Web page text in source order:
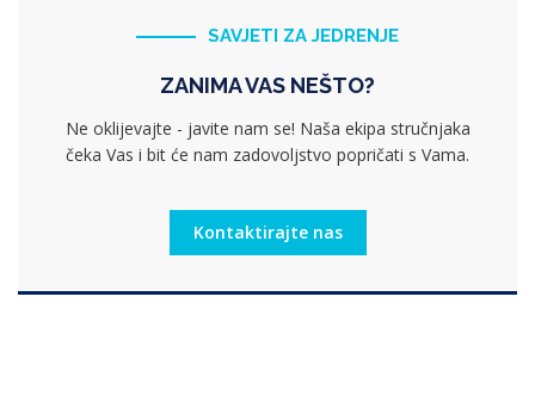
SAVJETI ZA JEDRENJE
ZANIMA VAS NEŠTO?
Ne oklijevajte - javite nam se! Naša ekipa stručnjaka
čeka Vas i bit će nam zadovoljstvo popričati s Vama.
Kontaktirajte nas